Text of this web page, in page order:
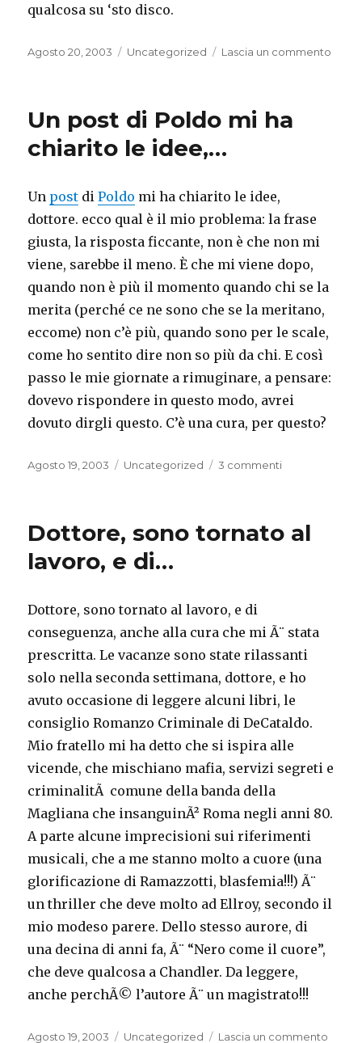
qualcosa su ‘sto disco.
Pubblicato
Agosto 20, 2003 Categorie
Uncategorized Lascia un commento
Un post di Poldo mi ha
chiarito le idee,…
Un post diPoldo mi ha chiarito le idee,
dottore. ecco qual è il mio problema: la frase
giusta, la risposta ficcante, non è che non mi
viene, sarebbe il meno. È che mi viene dopo,
quando non è più il momento quando chi se la
merita (perché ce ne sono che se la meritano,
eccome) non c’è più, quando sono per le scale,
come ho sentito dire non so più da chi. E così
passo le mie giornate a rimuginare, a pensare:
dovevo rispondere in questo modo, avrei
dovuto dirgli questo. C’è una cura, per questo?
Pubblicato
Agosto 19, 2003 Categorie
Uncategorized 3 commentisu
Poldo
…
Dottore, sono tornato al
lavoro, e di…
Dottore, sono tornato al lavoro, e di
conseguenza, anche alla cura che mi Ã¨ stata
prescritta. Le vacanze sono state rilassanti
solo nella seconda settimana, dottore, e ho
avuto occasione di leggere alcuni libri, le
consiglio Romanzo Criminale di DeCataldo.
Mio fratello mi ha detto che si ispira alle
vicende, che mischiano mafia, servizi segreti e
criminalitÃ comune della banda della
Magliana che insanguinÃ² Roma negli anni 80.
A parte alcune imprecisioni sui riferimenti
musicali, che a me stanno molto a cuore (una
glorificazione di Ramazzotti, blasfemia!!!) Ã¨
un thriller che deve molto ad Ellroy, secondo il
mio modeso parere. Dello stesso aurore, di
una decina di anni fa, Ã¨ “Nero come il cuore”,
che deve qualcosa a Chandler. Da leggere,
anche perchÃ© l’autore Ã¨ un magistrato!!!
Pubblicato
Agosto 19, 2003 Categorie
Uncategorized Lascia un commento